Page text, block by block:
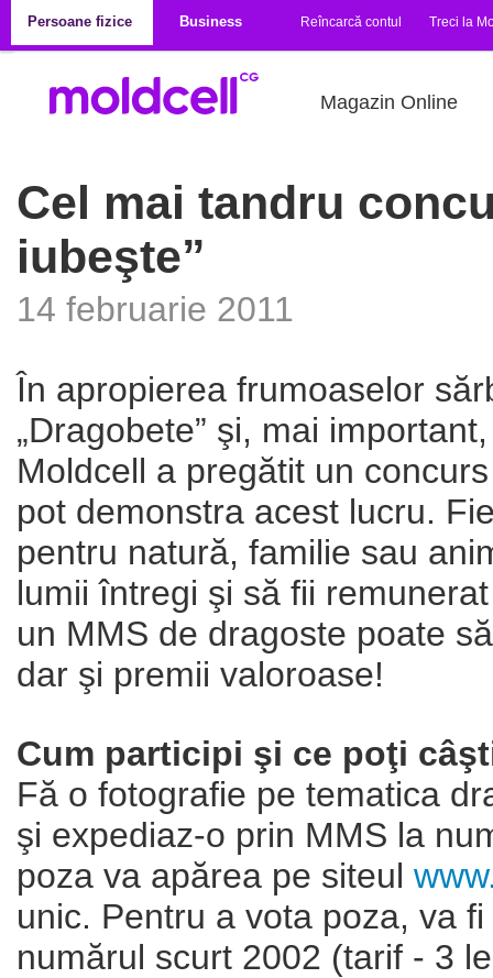
Persoane fizice
Business Reîncarcă contul Treci la
Magazin Online
Cel mai tandru
iubeşte”
14 februarie 2011
În apropierea frumoaselor
„Dragobete” şi, mai
Moldcell a pregătit un
pot demonstra acest lucru.
pentru natură, familie sau
lumii întregi şi să fii
un MMS de dragoste poate
dar şi premii valoroase!
Cum participi şi ce poţi
Fă o fotografie pe tematica
şi expediaz-o prin MMS la
poza va apărea pe siteul
unic. Pentru a vota poza, va
numărul scurt 2002 (tarif - 3